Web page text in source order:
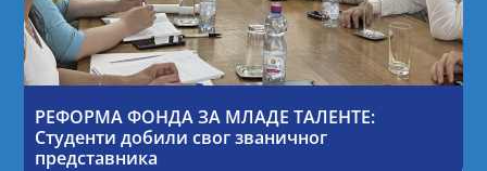
РЕФОРМА ФОНДА ЗА МЛАДЕ ТАЛЕНТЕ:
Студенти добили свог званичног
представника